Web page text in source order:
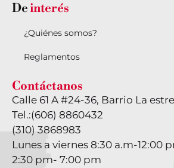
Deinterés
¿Quiénes somos?
Reglamentos
Contáctanos
Calle 61 A #24-36, Barrio La
Tel.:(606) 8860432
(310) 3868983
Lunes a viernes 8:30 a.m-12:00
2:30 pm- 7:00 pm